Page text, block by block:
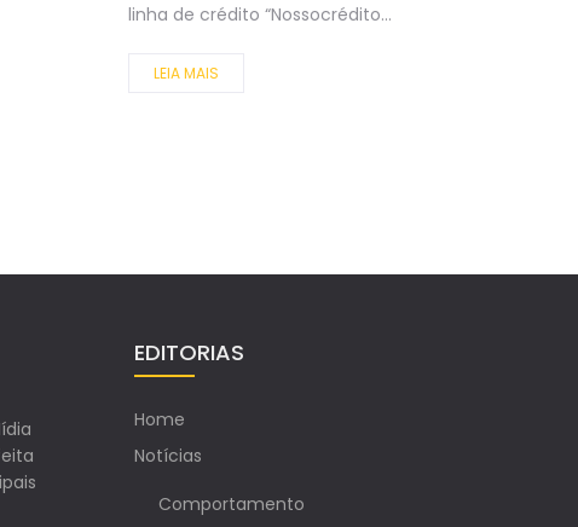
linha de crédito “Nossocrédito...
LEIA MAIS
EDITORIAS
Home
Notícias
Comportamento